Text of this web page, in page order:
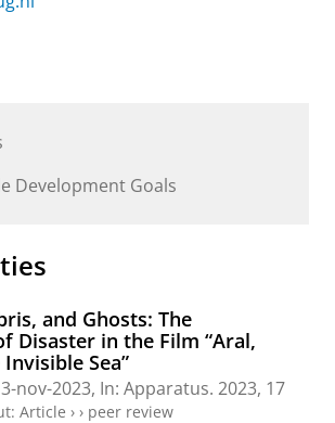
Development Goals
and Ghosts: The
Disaster in the Film “Aral,
Sea”
nov-2023, In: Apparatus. 2023, 17
: Article › › peer review